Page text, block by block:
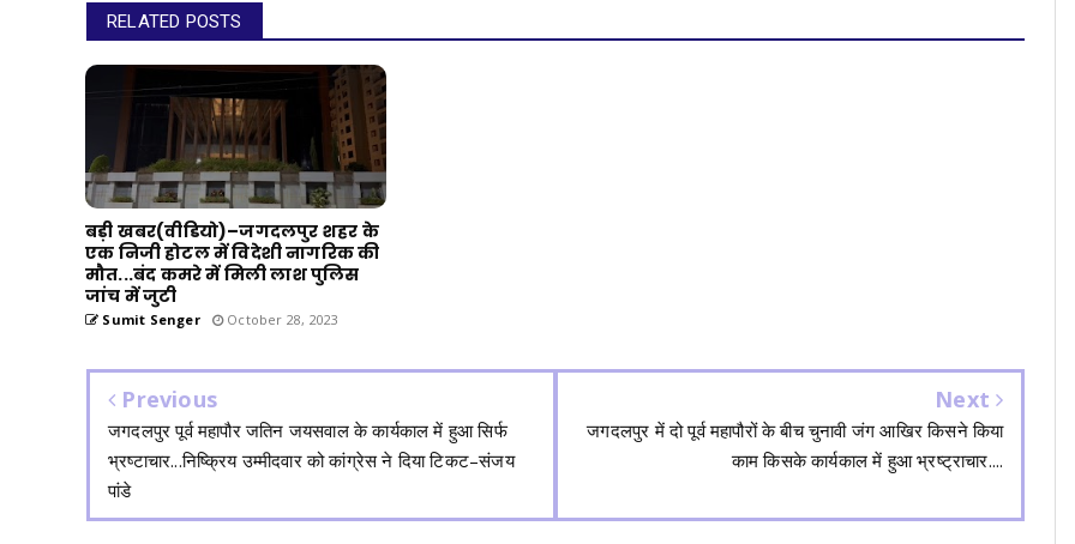
RELATED POSTS
बड़ी खबर(वीडियो)–जगदलपुर शहर के
एक निजी होटल में विदेशी नागरिक की
मौत...बंद कमरे में मिली लाश पुलिस
जांच में जुटी
Sumit Senger October 28, 2023
Previous
जगदलपुर पूर्व महापौर जतिन जयसवाल के कार्यकाल में हुआ सिर्फ
भ्रष्टाचार...निष्क्रिय उम्मीदवार को कांग्रेस ने दिया टिकट–संजय
पांडे
Next
जगदलपुर में दो पूर्व महापौरों के बीच चुनावी जंग आखिर किसने किया
काम किसके कार्यकाल में हुआ भ्रष्ट्राचार....